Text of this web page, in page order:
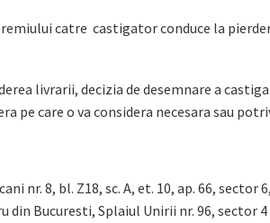
catre castigator conduce la
livrarii, decizia de desemnare a
pe care o va considera necesara sau
nr. 8, bl. Z18, sc. A, et. 10, ap. 66, sector
din Bucuresti, Splaiul Unirii nr. 96, sector